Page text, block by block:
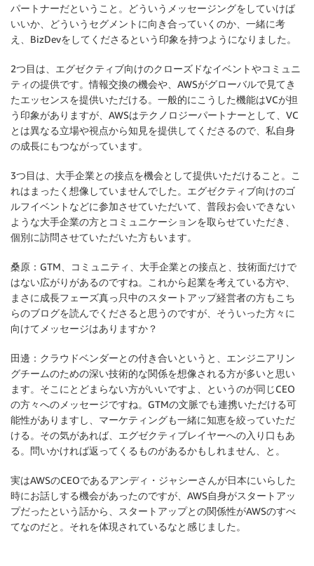
パートナーだということ。どういうメッセージングをしていけば
いいか、どういうセグメントに向き合っていくのか、一緒に考
え、BizDevをしてくださるという印象を持つようになりました。
2つ目は、エグゼクティブ向けのクローズドなイベントやコミュニ
ティの提供です。情報交換の機会や、AWSがグローバルで見てき
たエッセンスを提供いただける。一般的にこうした機能はVCが担
う印象がありますが、AWSはテクノロジーパートナーとして、VC
とは異なる立場や視点から知見を提供してくださるので、私自身
の成長にもつながっています。
3つ目は、大手企業との接点を機会として提供いただけること。こ
れはまったく想像していませんでした。エグゼクティブ向けのゴ
ルフイベントなどに参加させていただいて、普段お会いできない
ような大手企業の方とコミュニケーションを取らせていただき、
個別に訪問させていただいた方もいます。
桑原： GTM、コミュニティ、大手企業との接点と、技術面だけで
はない広がりがあるのですね。これから起業を考えている方や、
まさに成長フェーズ真っ只中のスタートアップ経営者の方もこち
らのブログを読んでくださると思うのですが、そういった方々に
向けてメッセージはありますか？
田邊： クラウドベンダーとの付き合いというと、エンジニアリン
グチームのための深い技術的な関係を想像される方が多いと思い
ます。そこにとどまらない方がいいですよ、というのが同じCEO
の方々へのメッセージですね。GTMの文脈でも連携いただける可
能性がありますし、マーケティングも一緒に知恵を絞っていただ
ける。その気があれば、エグゼクティブレイヤーへの入り口もあ
る。問いかければ返ってくるものがあるかもしれません、と。
実はAWSのCEOであるアンディ・ジャシーさんが日本にいらした
時にお話しする機会があったのですが、AWS自身がスタートアッ
プだったという話から、スタートアップとの関係性がAWSのすべ
てなのだと。それを体現されているなと感じました。